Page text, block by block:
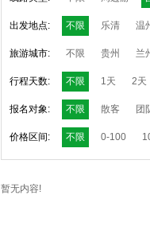
出发地点: 不限 乐清 温
旅游城市: 不限 贵州 兰
行程天数: 不限 1天 2天
报名对象: 不限 散客 团
价格区间: 不限 0-100
暂无内容!